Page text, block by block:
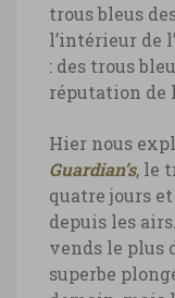
trous bleus
l’intérieur de
: des trous
réputation de
Hier nous
Guardian’s, le
quatre jours
depuis les
vends le plus
superbe